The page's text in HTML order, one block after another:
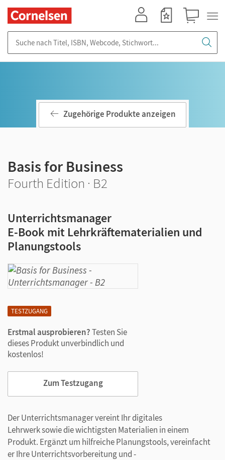
TESTZUGANG
Erstmal ausprobieren?Testen Sie
dieses Produkt unverbindlich und
kostenlos!
Zum Testzugang
Zugehörige Produkte anzeigen
Basis for Business
Fourth Edition · B2
Unterrichtsmanager
E-Book mit Lehrkräftematerialien und
Planungstools
Der Unterrichtsmanager vereint Ihr digitales
Lehrwerk sowie die wichtigsten Materialien in einem
Produkt. Ergänzt um hilfreiche Planungstools, vereinfacht
er Ihre Unterrichtsvorbereitung und -